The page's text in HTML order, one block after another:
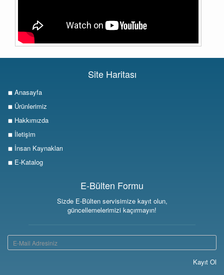
Site Haritası
Anasayfa
Ürünlerimiz
Hakkımızda
İletişim
İnsan Kaynakları
E-Katalog
E-Bülten Formu
Sizde E-Bülten servisimize kayıt olun,
güncellemelerimizi kaçırmayın!
Kayıt Ol